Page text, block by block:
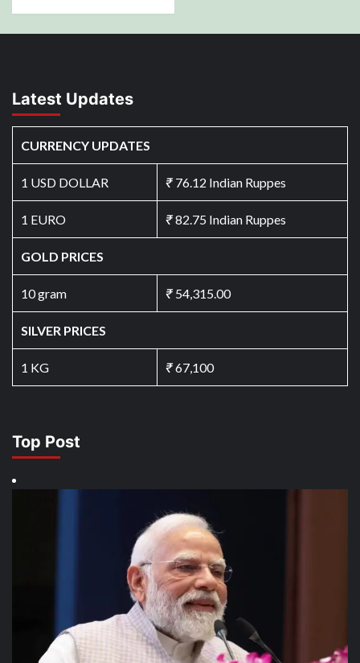
Latest Updates
CURRENCY UPDATES
1 USD DOLLAR ₹76.12 Indian Ruppes
1 EURO ₹82.75 Indian Ruppes
GOLD PRICES
10 gram ₹54,315.00
SILVER PRICES
1 KG ₹67,100
Top Post